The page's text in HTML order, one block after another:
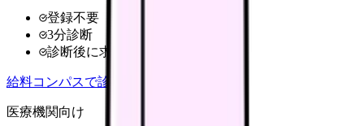
登録不要
3分診断
診断後に求人比較
給料コンパスで診断
医療機関向け